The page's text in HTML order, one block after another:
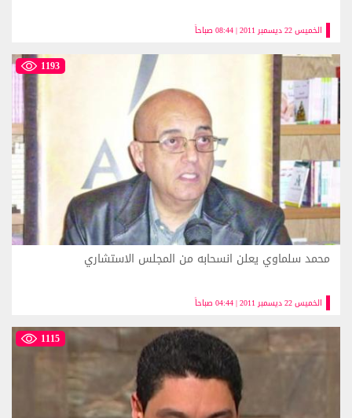
الخميس 22 ديسمبر 2011 | 08:44 صباحاً
1193
الخميس 22 ديسمبر 2011 | 04:44 صباحاً
محمد سلماوي يعلن انسحابه من المجلس الاستشاري
1115